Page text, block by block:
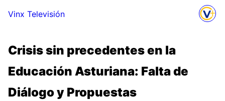
Vinx Televisión
Crisis sin precedentes en la
Educación Asturiana: Falta de
Diálogo y Propuestas